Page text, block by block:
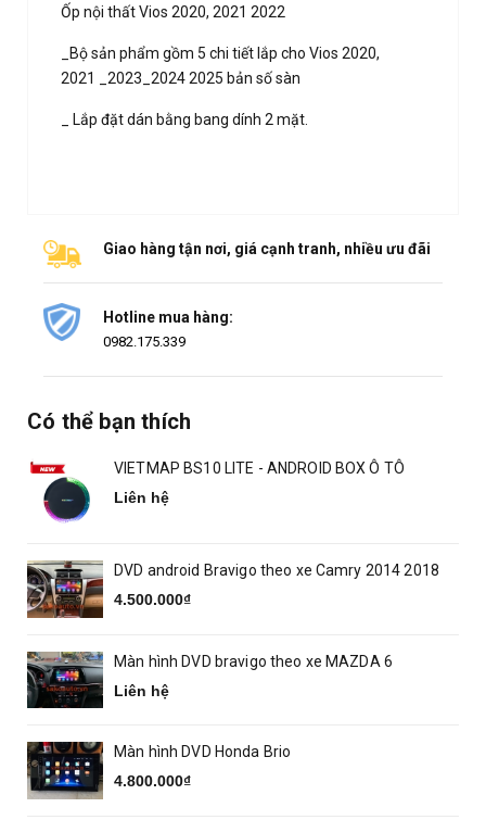
Ốp nội thất Vios 2020, 2021 2022
_Bộ sản phẩm gồm 5 chi tiết lắp cho Vios 2020,
2021 _2023_2024 2025 bản số sàn
_ Lắp đặt dán bằng bang dính 2 mặt.
Giao hàng tận nơi, giá cạnh tranh, nhiều ưu đãi
Hotline mua hàng:
0982.175.339
Có thể bạn thích
VIETMAP BS10 LITE - ANDROID BOX Ô TÔ
Liên hệ
DVD android Bravigo theo xe Camry 2014 2018
4.500.000₫
Màn hình DVD bravigo theo xe MAZDA 6
Liên hệ
Màn hình DVD Honda Brio
4.800.000₫